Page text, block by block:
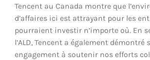
Tencent au Canada montre que
d’affaires ici est attrayant pour les
pourraient investir n’importe où. En
l’ALD, Tencent a également démontré
engagement à soutenir nos efforts